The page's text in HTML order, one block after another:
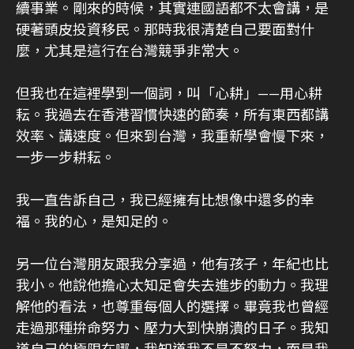
續事業。剛來的時候，其實連國語都不太會講，是
硬著頭皮投資移民。那時我很清楚自己要面對什
麼，尤其是這行在台灣競爭非常大。
但我也在這裡學到一個詞，叫「心耕」——用心耕
耘。我過去在香港習慣快速的節奏，所有東西都講
效率、講速度。但來到台灣，我重新學會慢下來，
一步一步耕耘。
我一直告訴自己，我已經擁有比想像中還多的幸
福。我的心，是知足的。
另一位台灣朋友跟我分享過，他有孩子，年紀也比
我小。他說他擔心太知足會失去進步的動力。我理
解他的看法，也尊重每個人的選擇。畢竟我也曾經
走過那種拚命努力、壓力大到快崩潰的日子。我知